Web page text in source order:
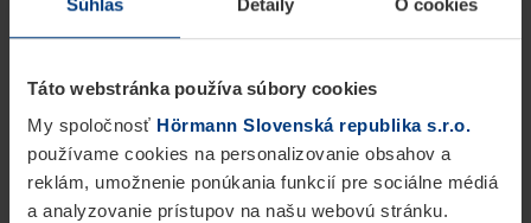
Táto webstránka používa súbory cookies
My spoločnosť Hörmann Slovenská republika s.r.o.
používame cookies na personalizovanie obsahov a
reklám, umožnenie ponúkania funkcií pre sociálne médiá
a analyzovanie prístupov na našu webovú stránku.
Šetrné k životnému prostrediu, pretože nie je
Možnosť kombinácie s pevnými
konštrukčnými stĺpikmi od spoločnosti
Hörmann